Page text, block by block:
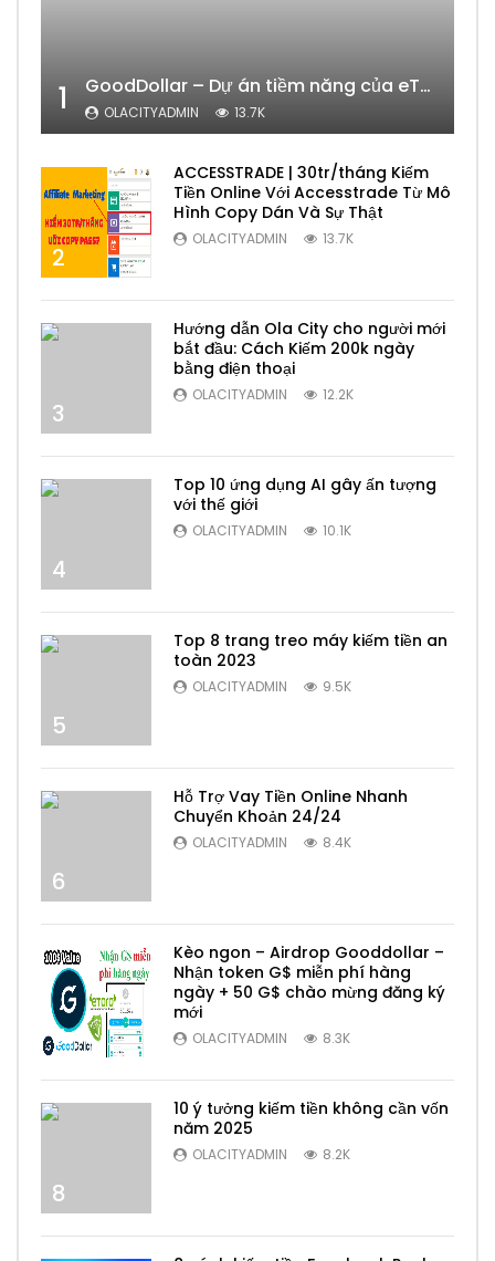
1 GoodDollar – Dự án tiềm năng của eToro có phải lừa đảo hay không?
OLACITYADMIN 13.7K
2
ACCESSTRADE | 30tr/tháng Kiếm
Tiền Online Với Accesstrade Từ Mô
Hình Copy Dán Và Sự Thật
OLACITYADMIN 13.7K
3
Hướng dẫn Ola City cho người mới
bắt đầu: Cách Kiếm 200k ngày
bằng điện thoại
OLACITYADMIN 12.2K
4
Top 10 ứng dụng AI gây ấn tượng
với thế giới
OLACITYADMIN 10.1K
5
Top 8 trang treo máy kiếm tiền an
toàn 2023
OLACITYADMIN 9.5K
6
Hỗ Trợ Vay Tiền Online Nhanh
Chuyển Khoản 24/24
OLACITYADMIN 8.4K
7
Kèo ngon – Airdrop Gooddollar –
Nhận token G$ miễn phí hàng
ngày + 50 G$ chào mừng đăng ký
mới
OLACITYADMIN 8.3K
8
10 ý tưởng kiếm tiền không cần vốn
năm 2025
OLACITYADMIN 8.2K